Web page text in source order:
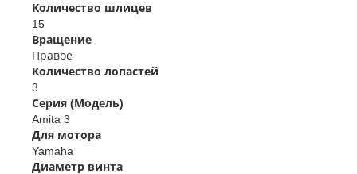
Количество шлицев
15
Вращение
Правое
Количество лопастей
3
Серия (Модель)
Amita 3
Для мотора
Yamaha
Диаметр винта